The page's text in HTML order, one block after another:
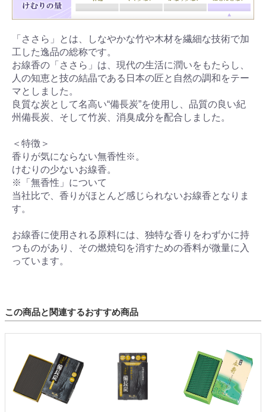
「ささら」とは、しなやかな竹や木材を繊細な技術で加
工した逸品の総称です。
お線香の「ささら」は、現代の生活に潤いをもたらし、
人の知恵と技の結晶である日本の匠と自然の調和をテー
マとしました。
良質な炭として名高い“備長炭”を使用し、品質の良い紀
州備長炭、そして竹炭、消臭成分を配合しました。
＜特徴＞
香りが気にならない無香性※。
けむりの少ないお線香。
※「無香性」について
当社比で、香りがほとんど感じられないお線香となりま
す。
お線香に使用される原料には、独特な香りをわずかに持
つものがあり、その燃焼匂を消すための香料が微量に入
っています。
この商品と関連するおすすめ商品